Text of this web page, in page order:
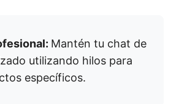
Mantén tu chat de
utilizando hilos para
específicos.